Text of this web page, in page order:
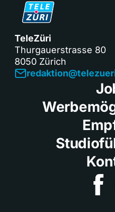
TeleZüri
Thurgauerstrasse 80
8050 Zürich